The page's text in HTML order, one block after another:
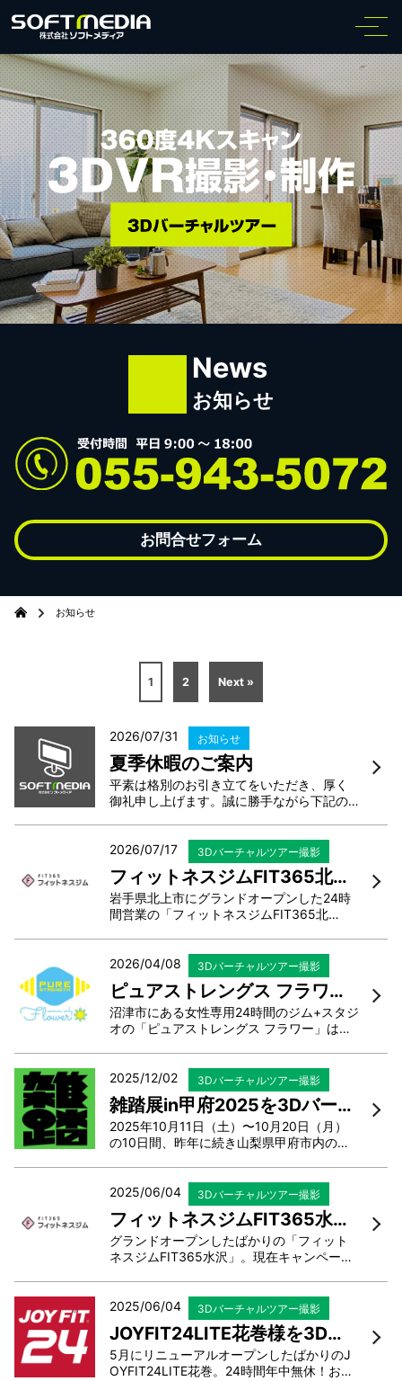
News
お知らせ
お問合せフォーム
お知らせ
1 2 Next »
2026/07/31 お知らせ
夏季休暇のご案内
平素は格別のお引き立てをいただき、厚く
御礼申し上げます。誠に勝手ながら下記の
赦願います。【夏季休業日】2026年8月13
日（木）～2026年8月16日（日）休暇中に
いただきましたメール...
2026/07/17 3Dバーチャルツアー撮影
フィットネスジムFIT365北上様を3Dバーチャルツアーで撮影・編集しました
岩手県北上市にグランドオープンした24時
間営業の「フィットネスジムFIT365北
となっております。筋トレマシンの数もエ
リア屈指の数を誇り、フリーウェイトも充
実。女性専用エリアも完...
2026/04/08 3Dバーチャルツアー撮影
ピュアストレングス フラワー様（静岡県沼津市）を3Dバーチャルツアーで撮影・編集しました
沼津市にある女性専用24時間のジム+スタジ
オの「ピュアストレングス フラワー」は、
ながらトレーニング」をテーマに、運動初
心者もジム初心者も気兼ねなく通える女性
のためのフィット...
2025/12/02 3Dバーチャルツアー撮影
雑踏展in甲府2025を3Dバーチャルツアーで撮影・編集しました
2025年10月11日（土）〜10月20日（月）
の10日間、昨年に続き山梨県甲府市内の商
る方が制作したアート作品を展示する「雑
踏」展 in 甲府 。障害のある方の芸術文化活
動を広く周知するこ...
2025/06/04 3Dバーチャルツアー撮影
フィットネスジムFIT365水沢様を3Dバーチャルツアーで撮影・編集しました
グランドオープンしたばかりの「フィット
ネスジムFIT365水沢」。現在キャンペーン
トネスマシンがなんと100台以上。最新マシ
ンも豊富に揃っており、経験者・未経験者
問わず幅広くご利用い...
2025/06/04 3Dバーチャルツアー撮影
JOYFIT24LITE花巻様を3Dバーチャルツアーで撮影・編集しました
5月にリニューアルオープンしたばかりのJ
OYFIT24LITE花巻。24時間年中無休！お一